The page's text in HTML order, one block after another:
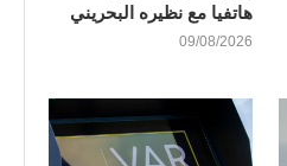
هاتفيا مع نظيره البحريني
09/08/2026